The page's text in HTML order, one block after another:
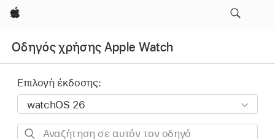
Apple
Οδηγός χρήσης Apple Watch
Επιλογή έκδοσης:
Αναζήτηση